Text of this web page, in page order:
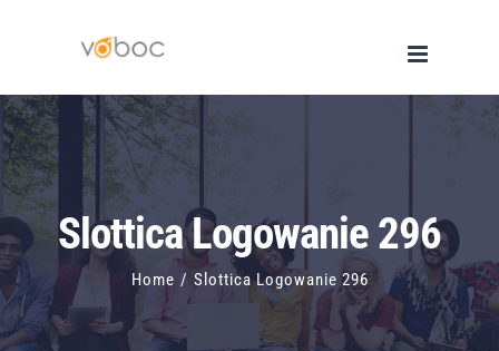
content
Slottica Logowanie 296
Home / Slottica Logowanie 296